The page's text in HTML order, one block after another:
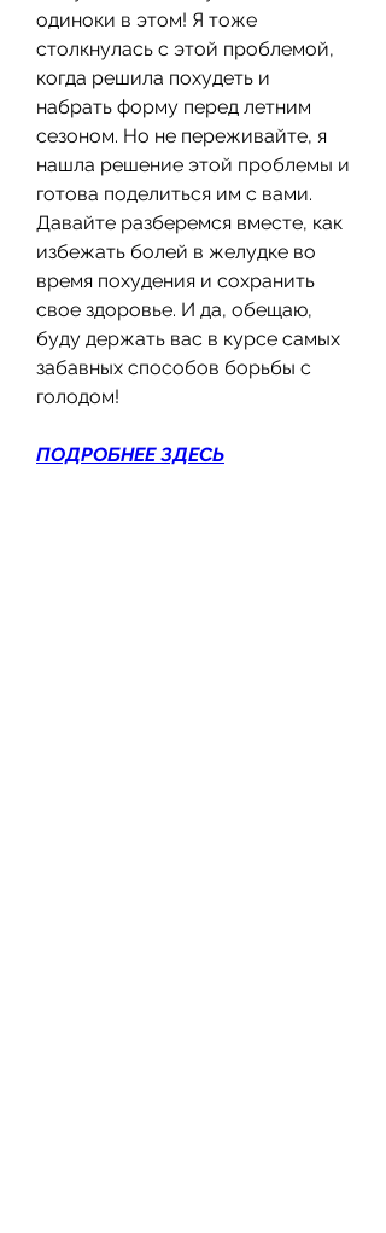
одиноки в этом! Я тоже
столкнулась с этой проблемой,
когда решила похудеть и
набрать форму перед летним
сезоном. Но не переживайте, я
нашла решение этой проблемы и
готова поделиться им с вами.
Давайте разберемся вместе, как
избежать болей в желудке во
время похудения и сохранить
свое здоровье. И да, обещаю,
буду держать вас в курсе самых
забавных способов борьбы с
голодом!
ПОДРОБНЕЕ ЗДЕСЬ